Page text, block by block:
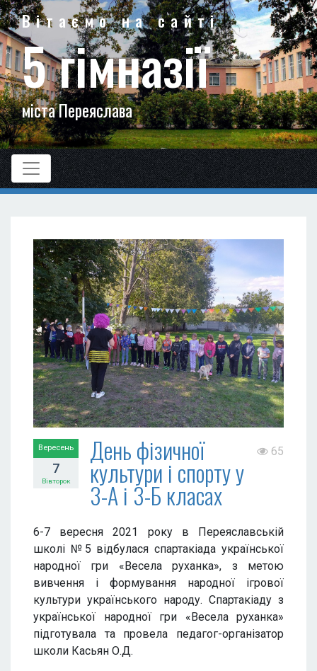
Вітаємо на сайті
5 гімназії
міста Переяслава
Вересень
7
Вівторок
День фізичної
культури і спорту у
3-А і 3-Б класах
65
6-7 вересня 2021 року в Переяславській
школі №5 відбулася спартакіада української
народної гри «Весела руханка», з метою
вивчення і формування народної ігрової
культури українського народу. Спартакіаду з
української народної гри «Весела руханка»
підготувала та провела педагог-організатор
школи Касьян О.Д.